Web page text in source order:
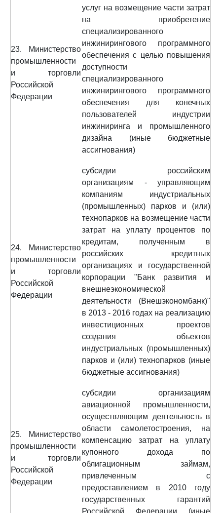
23. Министерство
промышленности
и торговли
Российской
Федерации
услуг на возмещение части затрат
на приобретение
специализированного
инжинирингового программного
обеспечения с целью повышения
доступности
специализированного
инжинирингового программного
обеспечения для конечных
пользователей индустрии
инжиниринга и промышленного
дизайна (иные бюджетные
ассигнования)
24. Министерство
промышленности
и торговли
Российской
Федерации
субсидии российским
организациям - управляющим
компаниям индустриальных
(промышленных) парков и (или)
технопарков на возмещение части
затрат на уплату процентов по
кредитам, полученным в
российских кредитных
организациях и государственной
корпорации "Банк развития и
внешнеэкономической
деятельности (Внешэкономбанк)"
в 2013 - 2016 годах на реализацию
инвестиционных проектов
создания объектов
индустриальных (промышленных)
парков и (или) технопарков (иные
бюджетные ассигнования)
25. Министерство
промышленности
и торговли
Российской
Федерации
субсидии организациям
авиационной промышленности,
осуществляющим деятельность в
области самолетостроения, на
компенсацию затрат на уплату
купонного дохода по
облигационным займам,
привлеченным с
предоставлением в 2010 году
государственных гарантий
Российской Федерации (иные